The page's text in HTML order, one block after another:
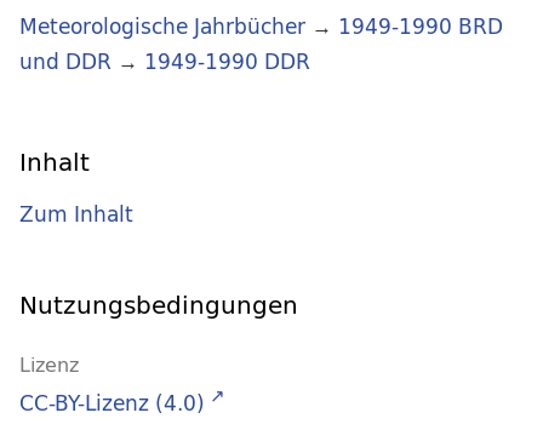
Meteorologische Jahrbücher → 1949-1990 BRD
und DDR → 1949-1990 DDR
Inhalt
Zum Inhalt
Nutzungsbedingungen
Lizenz
CC-BY-Lizenz (4.0)